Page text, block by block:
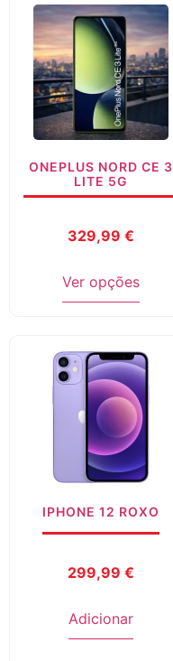
ONEPLUS NORD CE 3
LITE 5G
329,99 €
Ver opções
IPHONE 12 ROXO
299,99 €
Adicionar